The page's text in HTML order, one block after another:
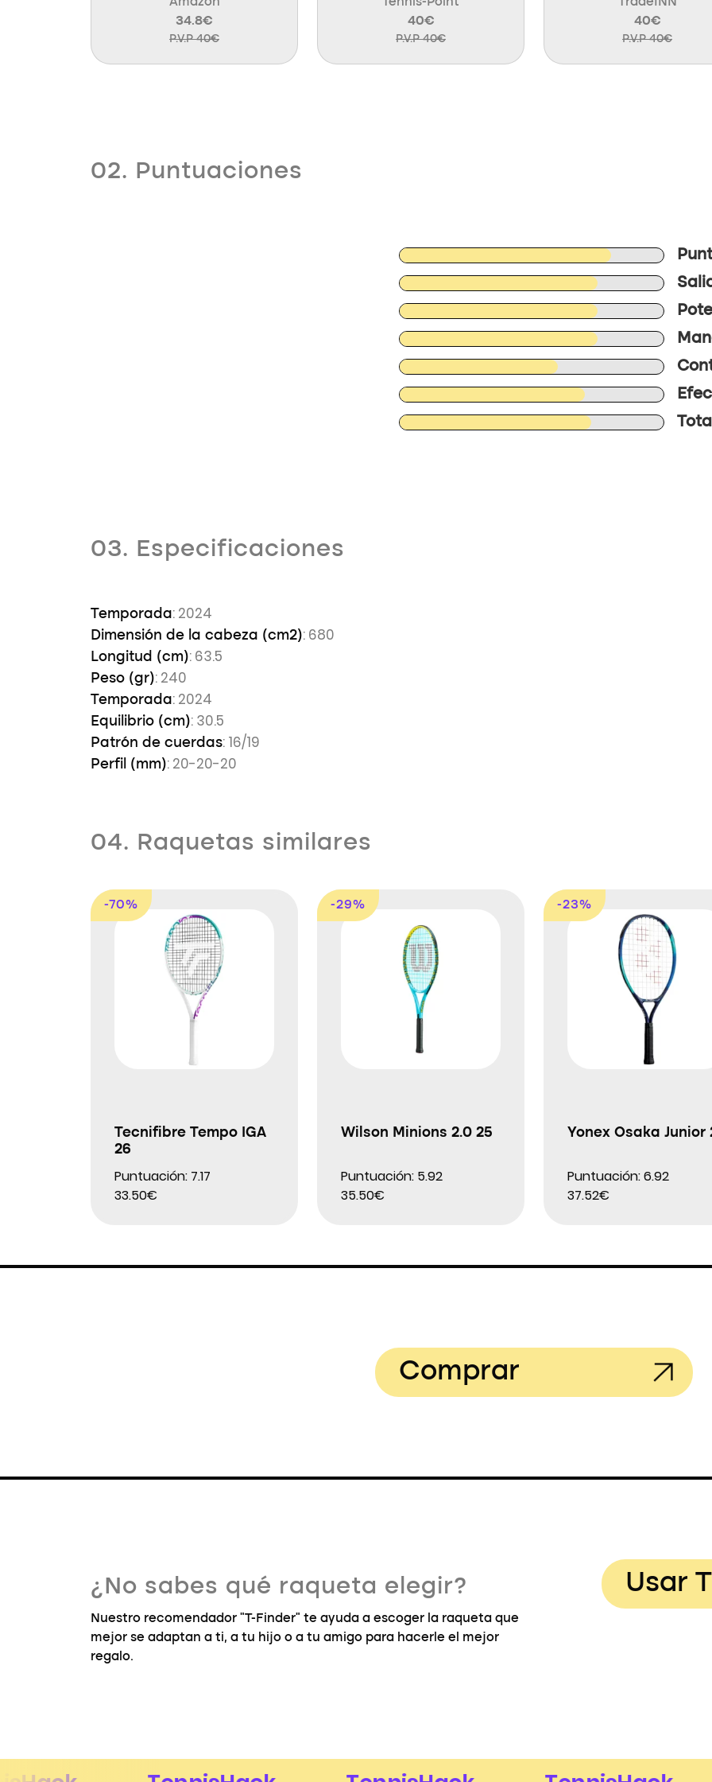
34.8€
P.V.P 40€
40€
P.V.P 40€
40€
P.V.P 40€
02. Puntuaciones
03. Especificaciones
Temporada: 2024
Dimensión de la cabeza (cm2): 680
Longitud (cm): 63.5
Peso (gr): 240
Temporada: 2024
Equilibrio (cm): 30.5
Patrón de cuerdas: 16/19
Perfil (mm): 20-20-20
04. Raquetas similares
-70%
Tecnifibre Tempo IGA
26
Puntuación: 7.17
33.50€
-29%
Wilson Minions 2.0 25
Puntuación: 5.92
35.50€
-23%
Yonex Osaka Junior
Puntuación: 6.92
37.52€
Comprar
¿No sabes qué raqueta elegir?
Nuestro recomendador "T-Finder" te ayuda a escoger la raqueta que
mejor se adaptan a ti, a tu hijo o a tu amigo para hacerle el mejor
regalo.
Usar